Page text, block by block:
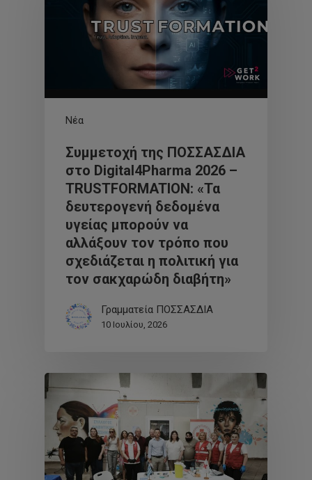
Νέα
Συμμετοχή της ΠΟΣΣΑΣΔΙΑ
στο Digital4Pharma 2026 –
TRUSTFORMATION: «Τα
δευτερογενή δεδομένα
υγείας μπορούν να
αλλάξουν τον τρόπο που
σχεδιάζεται η πολιτική για
τον σακχαρώδη διαβήτη»
Γραμματεία ΠΟΣΣΑΣΔΙΑ
10 Ιουλίου, 2026